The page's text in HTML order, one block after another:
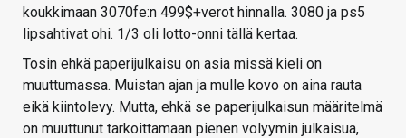
koukkimaan 3070fe:n 499$+verot hinnalla. 3080 ja ps5
lipsahtivat ohi. 1/3 oli lotto-onni tällä kertaa.
Tosin ehkä paperijulkaisu on asia missä kieli on
muuttumassa. Muistan ajan ja mulle kovo on aina rauta
eikä kiintolevy. Mutta, ehkä se paperijulkaisun määritelmä
on muuttunut tarkoittamaan pienen volyymin julkaisua,